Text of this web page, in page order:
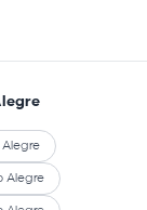
Alegre